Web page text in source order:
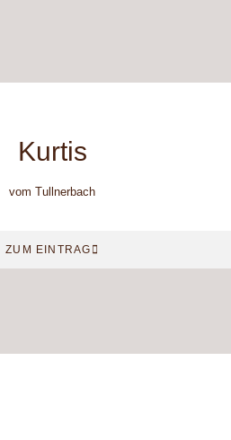
Kurtis
vom Tullnerbach
ZUM EINTRAG